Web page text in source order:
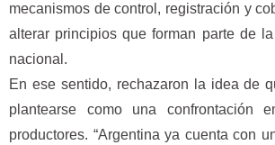
mecanismos de control, registración y
alterar principios que forman parte de
nacional.
En ese sentido, rechazaron la idea de
plantearse como una confrontación
productores. “Argentina ya cuenta con